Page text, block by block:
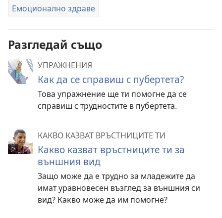
Емоционално здраве
Разгледай също
УПРАЖНЕНИЯ
Как да се справиш с пубертета?
Това упражнение ще ти помогне да се
справиш с трудностите в пубертета.
КАКВО КАЗВАТ ВРЪСТНИЦИТЕ ТИ
Какво казват връстниците ти за
външния вид
Защо може да е трудно за младежите да
имат уравновесен възглед за външния си
вид? Какво може да им помогне?